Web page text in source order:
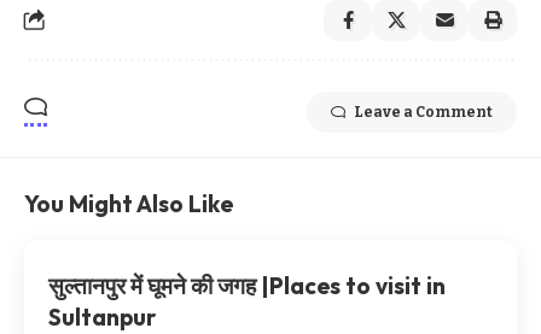
Leave a Comment
You Might Also Like
सुल्तानपुर में घूमने की जगह |Places to visit in
Sultanpur